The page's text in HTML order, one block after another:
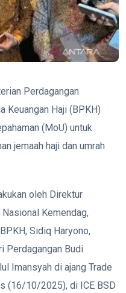
Perdagangan
Keuangan Haji (BPKH)
(MoU) untuk
jemaah haji dan umrah
oleh Direktur
Kemendag,
Sidiq Haryono,
Perdagangan Budi
Imansyah di ajang Trade
(16/10/2025), di ICE BSD